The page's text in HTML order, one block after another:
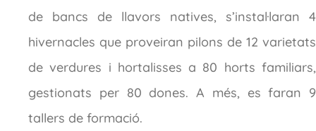
de bancs de llavors natives, s’instal·laran 4
hivernacles que proveiran pilons de 12 varietats
de verdures i hortalisses a 80 horts familiars,
gestionats per 80 dones. A més, es faran 9
tallers de formació.